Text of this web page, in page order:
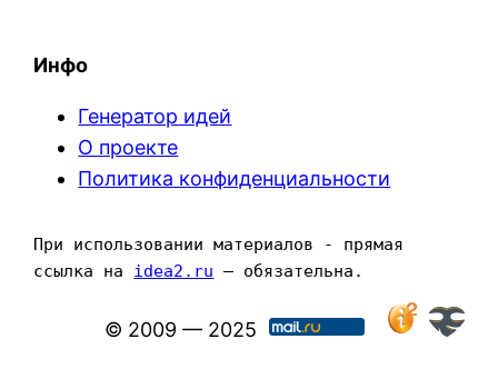
Инфо
Генератор идей
О проекте
Политика конфиденциальности
При использовании материалов - прямая
ссылка на idea2.ru — обязательна.
© 2009 — 2025